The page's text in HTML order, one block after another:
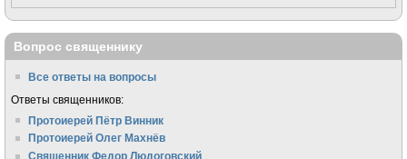
Вопрос священнику
Все ответы на вопросы
Ответы священников:
Протоиерей Пётр Винник
Протоиерей Олег Махнёв
Священник Федор Людоговский